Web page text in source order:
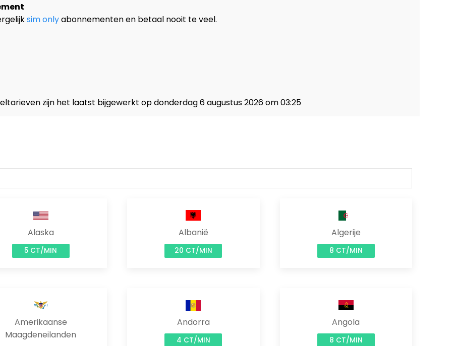
sim onlyabonnementen en betaal nooit te veel.
zijn het laatst bijgewerkt op donderdag 6 augustus 2026 om 03:25
Alaska
5 CT/MIN
Albanië
20 CT/MIN
Algerije
8 CT/MIN
Amerikaanse
Maagdeneilanden
Andorra
4 CT/MIN
Angola
8 CT/MIN